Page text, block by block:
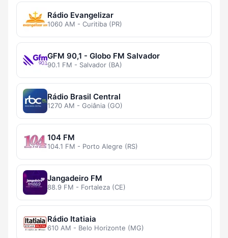
Rádio Evangelizar
1060 AM - Curitiba (PR)
GFM 90,1 - Globo FM Salvador
90.1 FM - Salvador (BA)
Rádio Brasil Central
1270 AM - Goiânia (GO)
104 FM
104.1 FM - Porto Alegre (RS)
Jangadeiro FM
88.9 FM - Fortaleza (CE)
Rádio Itatiaia
610 AM - Belo Horizonte (MG)